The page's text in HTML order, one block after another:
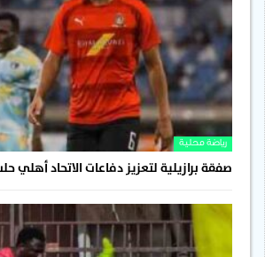
رياضة محلية
صفقة برازيلية لتعزيز دفاعات الاتحاد أهلي حلب